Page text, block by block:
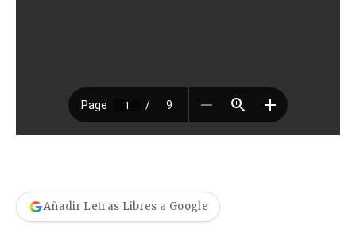
Añadir Letras Libres a Google